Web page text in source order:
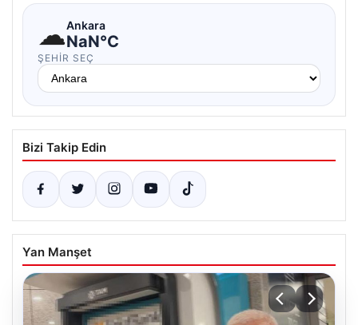
☁Ankara
NaN°C
ŞEHIR SEÇ
Bizi Takip Edin
Yan Manşet